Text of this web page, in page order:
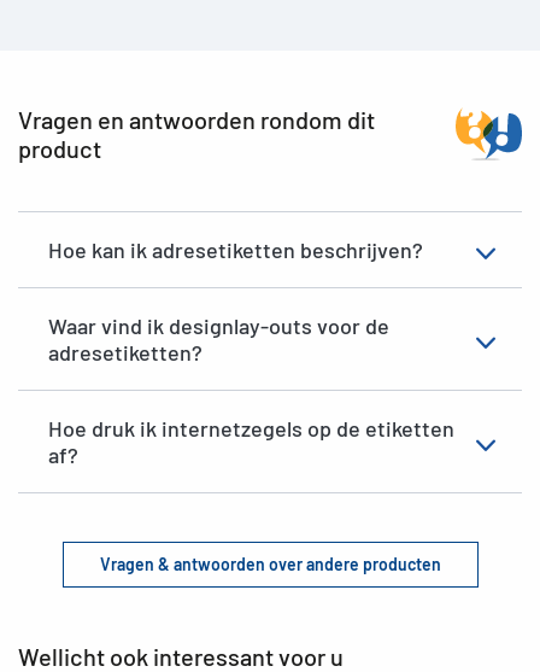
Vragen en antwoorden rondom dit
product
Hoe kan ik adresetiketten beschrijven?
Waar vind ik designlay-outs voor de
adresetiketten?
Hoe druk ik internetzegels op de etiketten
af?
Vragen & antwoorden over andere producten
Wellicht ook interessant voor u